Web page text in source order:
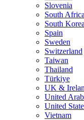
Slovenia
South Africa
South Korea
Spain
Sweden
Switzerland
Taiwan
Thailand
Türkiye
UK &
United
United
Vietnam